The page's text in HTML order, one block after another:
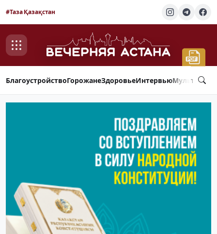
#Таза Қазақстан
БлагоустройствоГорожанеЗдоровьеИнтервью